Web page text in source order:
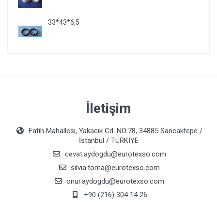
33*43*6,5
İletişim
Fatih Mahallesi, Yakacık Cd. NO:78, 34885 Sancaktepe /
İstanbul / TÜRKİYE
cevat.aydogdu@eurotexso.com
silvia.toma@eurotexso.com
onur.aydogdu@eurotexso.com
+90 (216) 304 14 26